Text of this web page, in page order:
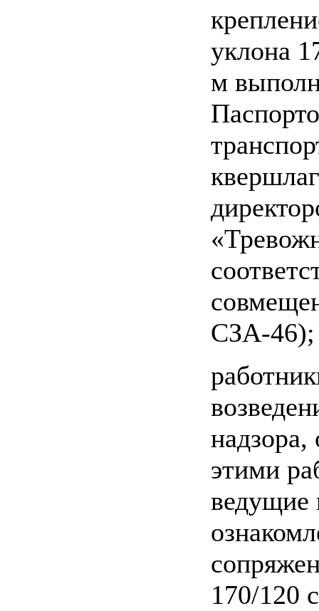
уклона
м
СЗА-46);
этими
ведущие
170/120